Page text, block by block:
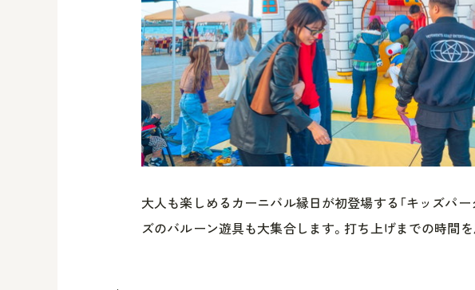
大人も楽しめるカーニバル縁日が初登場する「キッズパー
ズのバルーン遊具も大集合します。打ち上げまでの時間